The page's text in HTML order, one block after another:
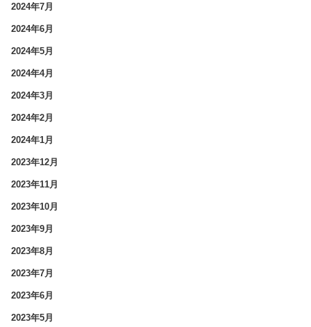
2024年7月
2024年6月
2024年5月
2024年4月
2024年3月
2024年2月
2024年1月
2023年12月
2023年11月
2023年10月
2023年9月
2023年8月
2023年7月
2023年6月
2023年5月